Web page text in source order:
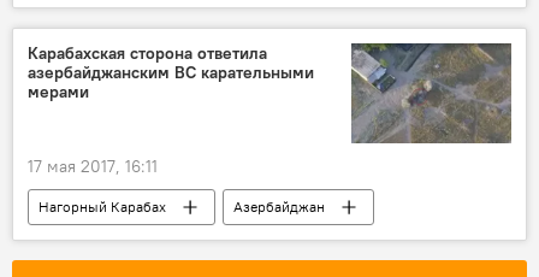
Левина
музыка
подарок
песня
Карабахская сторона ответила
азербайджанским ВС карательными
мерами
17 мая 2017, 16:11
Нагорный Карабах
Азербайджан
карательные меры